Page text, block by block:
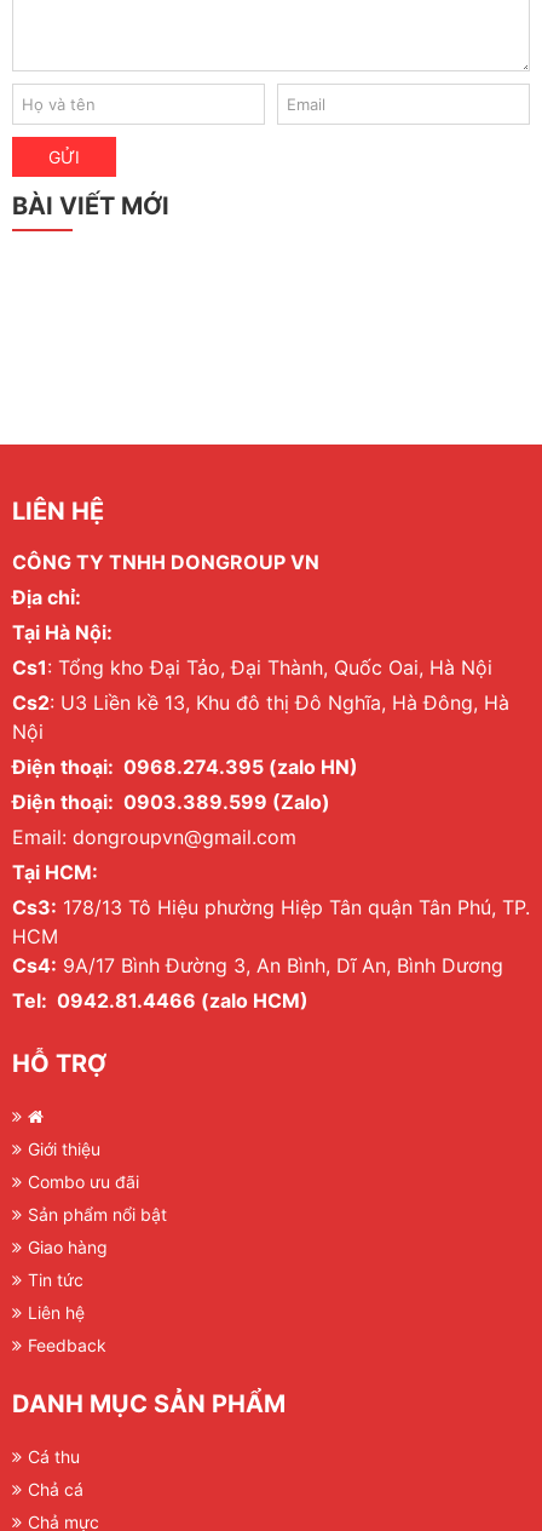
BÀI VIẾT MỚI
LIÊN HỆ
CÔNG TY TNHH DONGROUP VN
Địa chỉ:
Tại Hà Nội:
Cs1: Tổng kho Đại Tảo, Đại Thành, Quốc Oai, Hà Nội
Cs2: U3 Liền kề 13, Khu đô thị Đô Nghĩa, Hà Đông, Hà
Nội
Điện thoại: 0968.274.395 (zalo HN)
Điện thoại: 0903.389.599 (Zalo)
Email: dongroupvn@gmail.com
Tại HCM:
Cs3: 178/13 Tô Hiệu phường Hiệp Tân quận Tân Phú, TP.
HCM
Cs4: 9A/17 Bình Đường 3, An Bình, Dĩ An, Bình Dương
Tel: 0942.81.4466 (zalo HCM)
HỖ TRỢ
Giới thiệu
Combo ưu đãi
Sản phẩm nổi bật
Giao hàng
Tin tức
Liên hệ
Feedback
DANH MỤC SẢN PHẨM
Cá thu
Chả cá
Chả mực